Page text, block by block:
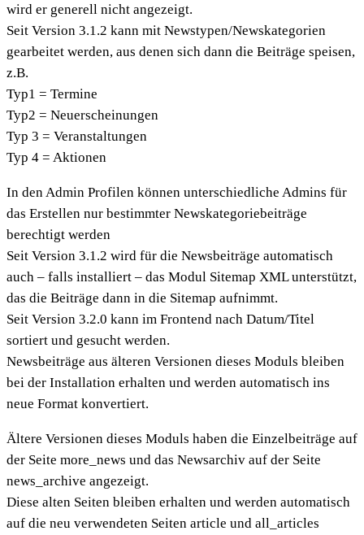
wird er generell nicht angezeigt.
Seit Version 3.1.2 kann mit Newstypen/Newskategorien
gearbeitet werden, aus denen sich dann die Beiträge speisen,
z.B.
Typ1 = Termine
Typ2 = Neuerscheinungen
Typ 3 = Veranstaltungen
Typ 4 = Aktionen
In den Admin Profilen können unterschiedliche Admins für
das Erstellen nur bestimmter Newskategoriebeiträge
berechtigt werden
Seit Version 3.1.2 wird für die Newsbeiträge automatisch
auch – falls installiert – das Modul Sitemap XML unterstützt,
das die Beiträge dann in die Sitemap aufnimmt.
Seit Version 3.2.0 kann im Frontend nach Datum/Titel
sortiert und gesucht werden.
Newsbeiträge aus älteren Versionen dieses Moduls bleiben
bei der Installation erhalten und werden automatisch ins
neue Format konvertiert.
Ältere Versionen dieses Moduls haben die Einzelbeiträge auf
der Seite more_news und das Newsarchiv auf der Seite
news_archive angezeigt.
Diese alten Seiten bleiben erhalten und werden automatisch
auf die neu verwendeten Seiten article und all_articles